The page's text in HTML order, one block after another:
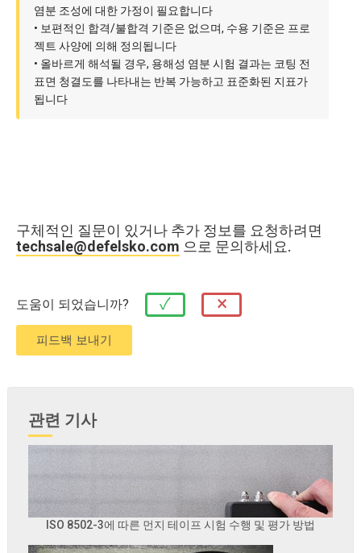
염분 조성에 대한 가정이 필요합니다
• 보편적인 합격/불합격 기준은 없으며, 수용 기준은 프로
젝트 사양에 의해 정의됩니다
• 올바르게 해석될 경우, 용해성 염분 시험 결과는 코팅 전
표면 청결도를 나타내는 반복 가능하고 표준화된 지표가
됩니다
구체적인 질문이 있거나 추가 정보를 요청하려면
techsale@defelsko.com 으로 문의하세요.
도움이 되었습니까? ✓ ×
관련 기사
ISO 8502-3에 따른 먼지 테이프 시험 수행 및 평가 방법